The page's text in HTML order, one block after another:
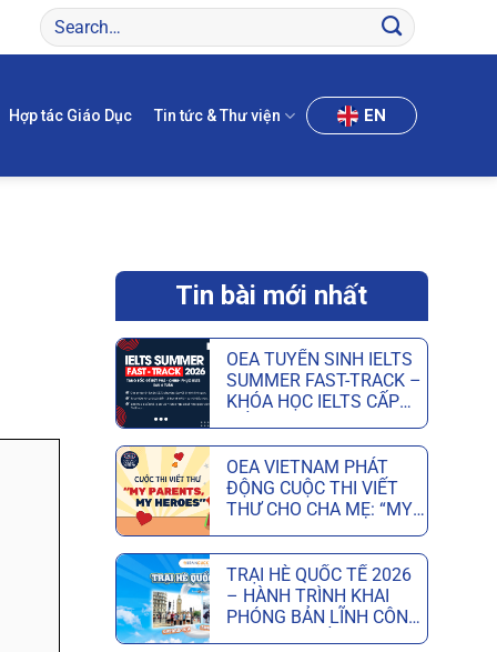
Hợp tác Giáo Dục Tin tức & Thư viện EN
Tin bài mới nhất
OEA TUYỂN SINH IELTS
SUMMER FAST-TRACK –
KHÓA HỌC IELTS CẤP
TIÊU CHỈ SAU 6 TUẦN
OEA VIETNAM PHÁT
ĐỘNG CUỘC THI VIẾT
THƯ CHO CHA MẸ: “MY
MỪNG NGÀY CỦA CHA
VÀ NGÀY CỦA MẸ
TRẠI HÈ QUỐC TẾ 2026
– HÀNH TRÌNH KHAI
PHÓNG BẢN LĨNH CÔNG